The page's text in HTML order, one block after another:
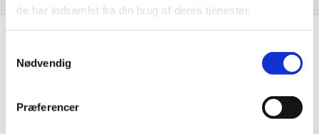
de har indsamlet fra din brug af deres tjenester.
Nødvendig
Præferencer
Få de bedste tilbud først!
Husk at tilmelde dig vores nyhedsbrev og vær først
til de bedste tilbud. Og bare rolig, vi spammer dig